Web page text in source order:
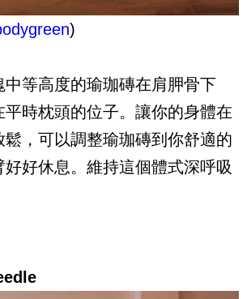
)
中等高度的瑜珈磚在肩胛骨下
時枕頭的位子。讓你的身體在
，可以調整瑜珈磚到你舒適的
好休息。維持這個體式深呼吸